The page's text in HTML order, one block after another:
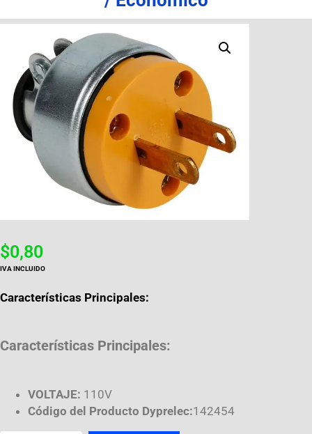
$0,80
IVA INCLUIDO
Características Principales:
Características Principales:
VOLTAJE: 110V
Código del Producto Dyprelec:142454